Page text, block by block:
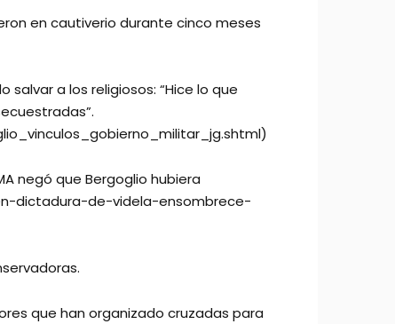
en cautiverio durante cinco meses
salvar a los religiosos: “Hice lo que
negó que Bergoglio hubiera
dictadura-de-videla-ensombrece-
que han organizado cruzadas para